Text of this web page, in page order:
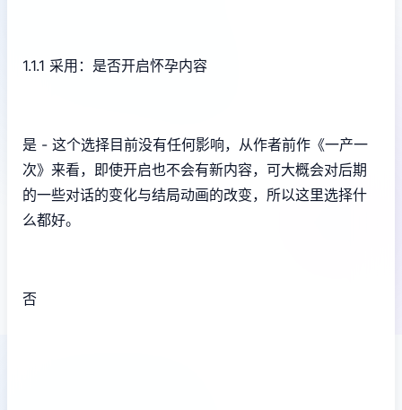
1.1.1 采用：是否开启怀孕内容
是 - 这个选择目前没有任何影响，从作者前作《一产一
次》来看，即使开启也不会有新内容，可大概会对后期
的一些对话的变化与结局动画的改变，所以这里选择什
么都好。
否